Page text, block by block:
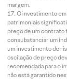
margem.
O investimento
patrimoniais
preço de um
consubstanciar um
um investimento de
oscilação de preço
recomendada para o
não está garantido